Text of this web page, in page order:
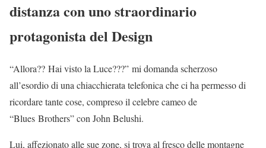
distanza con uno straordinario
protagonista del Design
“Allora?? Hai visto la Luce???” mi domanda scherzoso
all’esordio di una chiacchierata telefonica che ci ha permesso di
ricordare tante cose, compreso il celebre cameo de
“Blues Brothers” con John Belushi.
Lui, affezionato alle sue zone, si trova al fresco delle montagne